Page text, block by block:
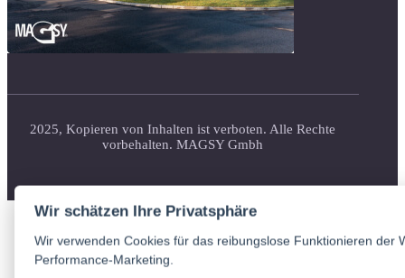
2025, Kopieren von Inhalten ist verboten. Alle Rechte
vorbehalten. MAGSY Gmbh
Wir schätzen Ihre Privatsphäre
Wir verwenden Cookies für das reibungslose Funktionieren der
Performance-Marketing.